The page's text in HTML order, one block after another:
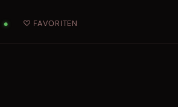
● ♡ FAVORITEN